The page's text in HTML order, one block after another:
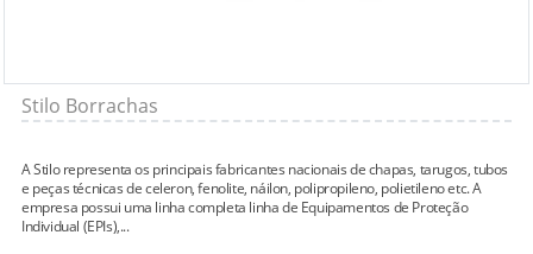
Stilo Borrachas
A Stilo representa os principais fabricantes nacionais de chapas, tarugos, tubos
e peças técnicas de celeron, fenolite, náilon, polipropileno, polietileno etc. A
empresa possui uma linha completa linha de Equipamentos de Proteção
Individual (EPIs),...